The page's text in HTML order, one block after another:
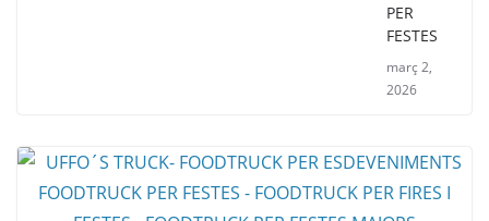
PER
FESTES
març 2,
2026